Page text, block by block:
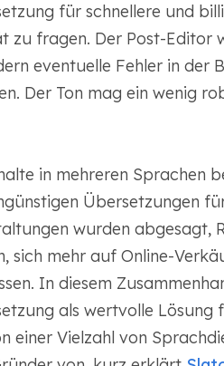
für schnellere und
zu fragen. Der Post-Editor
eventuelle Fehler in der
Der Ton mag ein wenig
in mehreren Sprachen
Übersetzungen
wurden abgesagt,
sich mehr auf Online-
In diesem
als wertvolle Lösung
einer Vielzahl von